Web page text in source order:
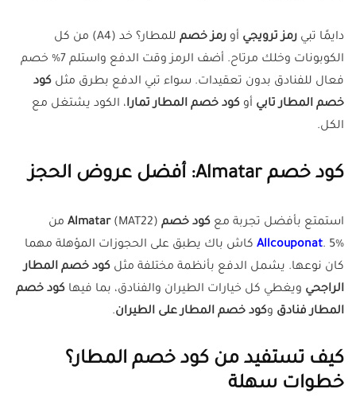
دايمًا تبي رمز ترويجي أو رمز خصم
للمطار؟ خد (A4) من كل
الكوبونات وخلك مرتاح. أضف الرمز وقت الدفع واستلم 7% خصم
فعال للفنادق بدون تعقيدات. سواء تبي الدفع بطرق مثل كود
خصم المطار تابي أو كود خصم المطار تمارا، الكود يشتغل مع
الكل.
كود خصم Almatar: أفضل عروض الحجز
استمتع بأفضل تجربة مع كود خصم Almatar (MAT22) من
Allcouponat . 5% كاش باك يطبق على الحجوزات المؤهلة مهما
كان نوعها. يشمل الدفع بأنظمة مختلفة مثل كود خصم المطار
الراجحي ويغطي كل خيارات الطيران والفنادق، بما فيها كود خصم
المطار فنادق وكود خصم المطار على الطيران.
كيف تستفيد من كود خصم المطار؟
خطوات سهلة